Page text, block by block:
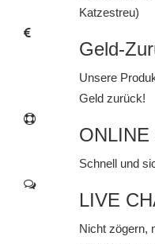
Katzestreu)
Geld-
Unsere
Geld zurück!
Schnell und
LIVE
Nicht zögern,